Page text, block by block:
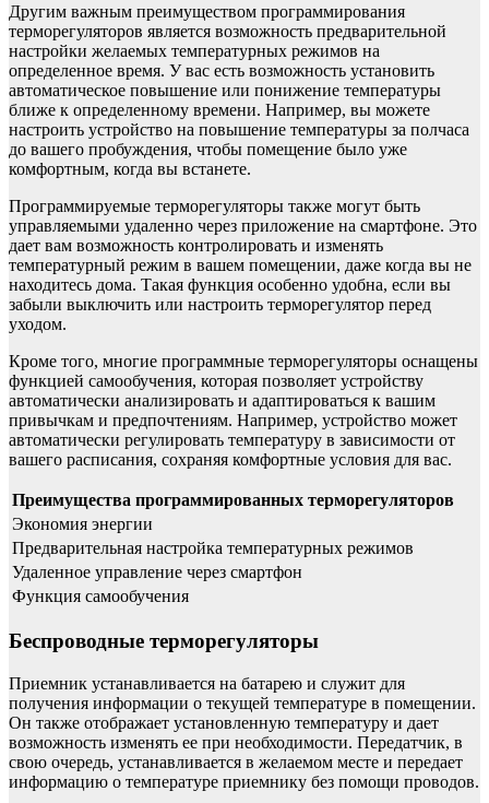
Другим важным преимуществом программирования
терморегуляторов является возможность предварительной
настройки желаемых температурных режимов на
определенное время. У вас есть возможность установить
автоматическое повышение или понижение температуры
ближе к определенному времени. Например, вы можете
настроить устройство на повышение температуры за полчаса
до вашего пробуждения, чтобы помещение было уже
комфортным, когда вы встанете.
Программируемые терморегуляторы также могут быть
управляемыми удаленно через приложение на смартфоне. Это
дает вам возможность контролировать и изменять
температурный режим в вашем помещении, даже когда вы не
находитесь дома. Такая функция особенно удобна, если вы
забыли выключить или настроить терморегулятор перед
уходом.
Кроме того, многие программные терморегуляторы оснащены
функцией самообучения, которая позволяет устройству
автоматически анализировать и адаптироваться к вашим
привычкам и предпочтениям. Например, устройство может
автоматически регулировать температуру в зависимости от
вашего расписания, сохраняя комфортные условия для вас.
Преимущества программированных терморегуляторов
Экономия энергии
Предварительная настройка температурных режимов
Удаленное управление через смартфон
Функция самообучения
Беспроводные терморегуляторы
Приемник устанавливается на батарею и служит для
получения информации о текущей температуре в помещении.
Он также отображает установленную температуру и дает
возможность изменять ее при необходимости. Передатчик, в
свою очередь, устанавливается в желаемом месте и передает
информацию о температуре приемнику без помощи проводов.